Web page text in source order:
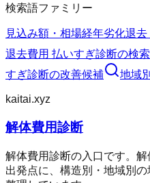
検索語ファミリー
見込み額・相場経年劣化退去
退去費用 払いすぎ診断の検
すぎ診断の改善候補 地域
kaitai.xyz
解体費用診断
解体費用診断の入口です。
出発点に、構造別・地域別